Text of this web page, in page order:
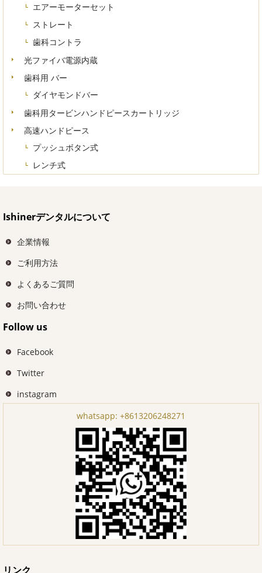
エアーモーターセット
ストレート
歯科コントラ
光ファイバ電源内蔵
歯科用 バー
ダイヤモンドバー
歯科用タービンハンドピースカートリッジ
高速ハンドピース
プッシュボタン式
レンチ式
Ishinerデンタルについて
企業情報
ご利用方法
よくあるご質問
お問い合わせ
Follow us
Facebook
Twitter
instagram
whatsapp: +8613206248271
リンク